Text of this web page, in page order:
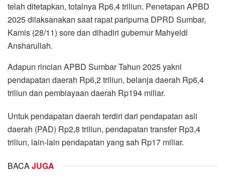
telah ditetapkan, totalnya Rp6,4 triliun. Penetapan APBD
2025 dilaksanakan saat rapat paripurna DPRD Sumbar,
Kamis (28/11) sore dan dihadiri gubernur Mahyeldi
Ansharullah.
Adapun rincian APBD Sumbar Tahun 2025 yakni
pendapatan daerah Rp6,2 triliun, belanja daerah Rp6,4
triliun dan pembiayaan daerah Rp194 miliar.
Untuk pendapatan daerah terdiri dari pendapatan asli
daerah (PAD) Rp2,8 triliun, pendapatan transfer Rp3,4
triliun, lain-lain pendapatan yang sah Rp17 miliar.
BACAJUGA